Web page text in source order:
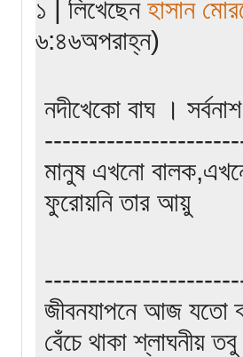
১ | লিখেছেন হাসান
৬:৪৬অপরাহ্ন)
নদীখেকো বাঘ ।
মানুষ এখনো
ফুরোয়নি তার আয়ু
জীবনযাপনে আজ যতো
বেঁচে থাকা শ্লাঘনীয়